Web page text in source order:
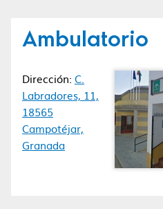
Ambulatorio
Dirección: C.
Labradores, 11,
18565
Campotéjar,
Granada